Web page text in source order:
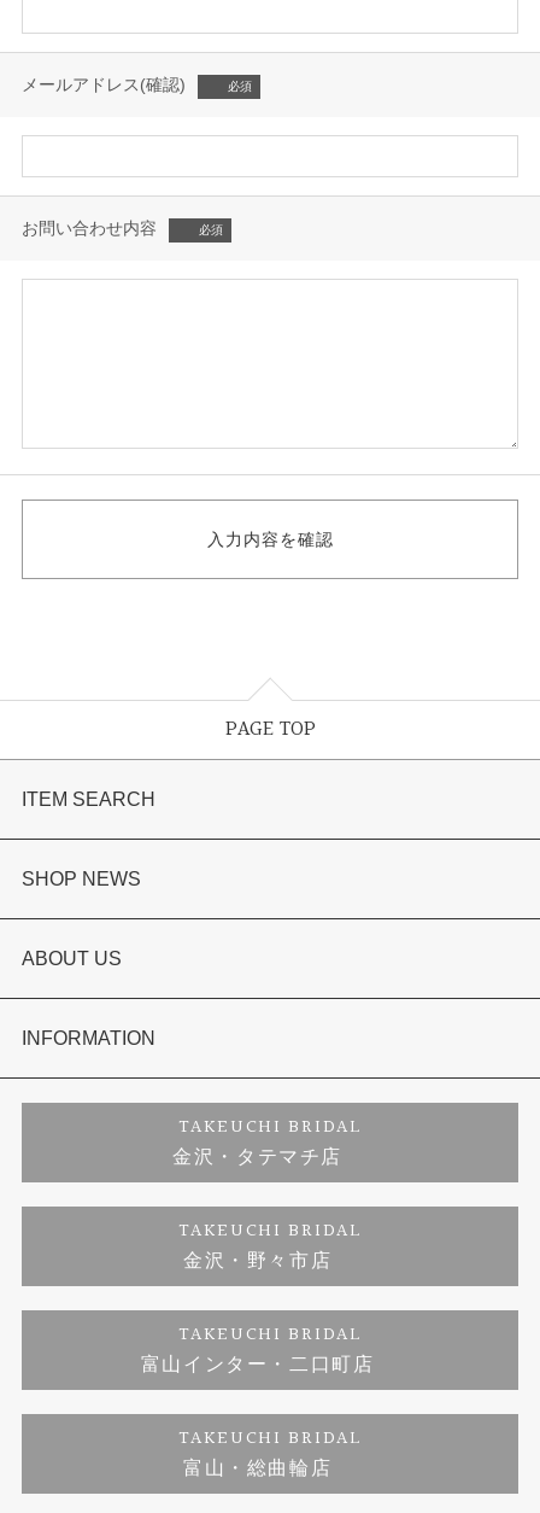
メールアドレス(確認)
お問い合わせ内容
PAGE TOP
ITEM SEARCH
婚約指輪
結婚指輪
セットリング
婚約ネックレス
ダイヤモンド
ジュエリーリフォーム
SHOP NEWS
選ばれる理由まとめ
お客様の声
プロポーズサポート
ブランドリスト
福井指輪工房｜手作りペアリング
福井指輪工房｜手作り結婚指輪 and 婚約指輪
福井工房｜手作り婚約指輪プロポーズプラン
ABOUT US
会社概要
お客様の声
INFORMATION
プライバシーポリシー
TAKEUCHI BRIDAL
金沢・タテマチ店
TAKEUCHI BRIDAL
金沢・野々市店
TAKEUCHI BRIDAL
富山インター・二口町店
TAKEUCHI BRIDAL
富山・総曲輪店